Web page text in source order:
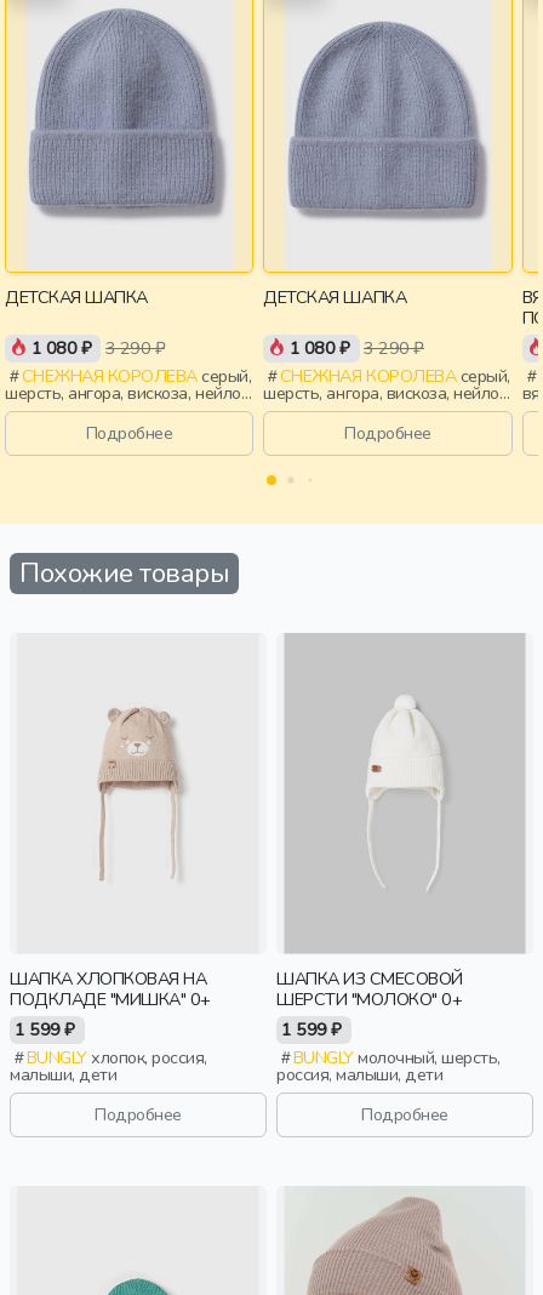
ДЕТСКАЯ ШАПКА
1 080 ₽ 3 290 ₽
СНЕЖНАЯ КОРОЛЕВАсерый,
шерсть, ангора, вискоза, нейлон,
зима, осень, россия, девочки,
Подробнее
ДЕТСКАЯ ШАПКА
1 080 ₽ 3 290 ₽
СНЕЖНАЯ КОРОЛЕВАсерый,
шерсть, ангора, вискоза, нейлон,
зима, осень, россия, мальчики,
Подробнее
Похожие товары
ШАПКА ХЛОПКОВАЯ НА
ПОДКЛАДЕ "МИШКА" 0+
1 599 ₽
BUNGLYхлопок, россия,
малыши, дети
Подробнее
ШАПКА ИЗ СМЕСОВОЙ
ШЕРСТИ "МОЛОКО" 0+
1 599 ₽
BUNGLYмолочный, шерсть,
россия, малыши, дети
Подробнее